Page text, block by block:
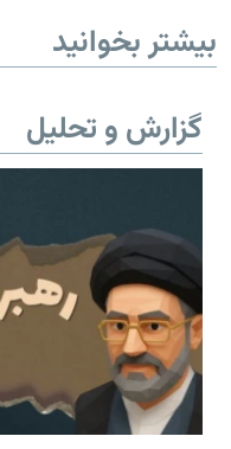
بیشتر بخوانید
گزارش و تحلیل